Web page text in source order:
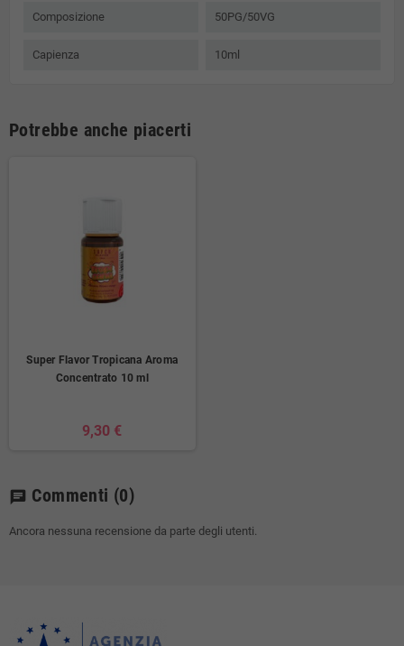
Composizione 50PG/50VG
Capienza 10ml
Potrebbe anche piacerti
Super Flavor Tropicana Aroma
Concentrato 10 ml
9,30 €
chat Commenti (0)
Ancora nessuna recensione da parte degli utenti.